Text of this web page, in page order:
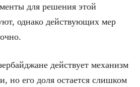
для решения этой
однако действующих мер
действует механизм
но его доля остается слишком